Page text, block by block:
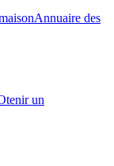
Annuaire des
un